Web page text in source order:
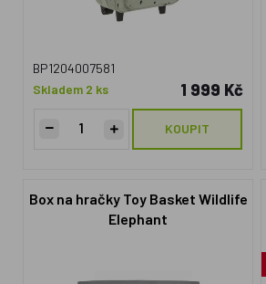
BP1204007581
Skladem 2 ks
1 999 Kč
KOUPIT
Box na hračky Toy Basket Wildlife
Elephant